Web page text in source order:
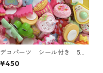
デコパーツ シール付き 50
個入り 貼り付けパーツ【DP-
stype-50ｐ】
¥450